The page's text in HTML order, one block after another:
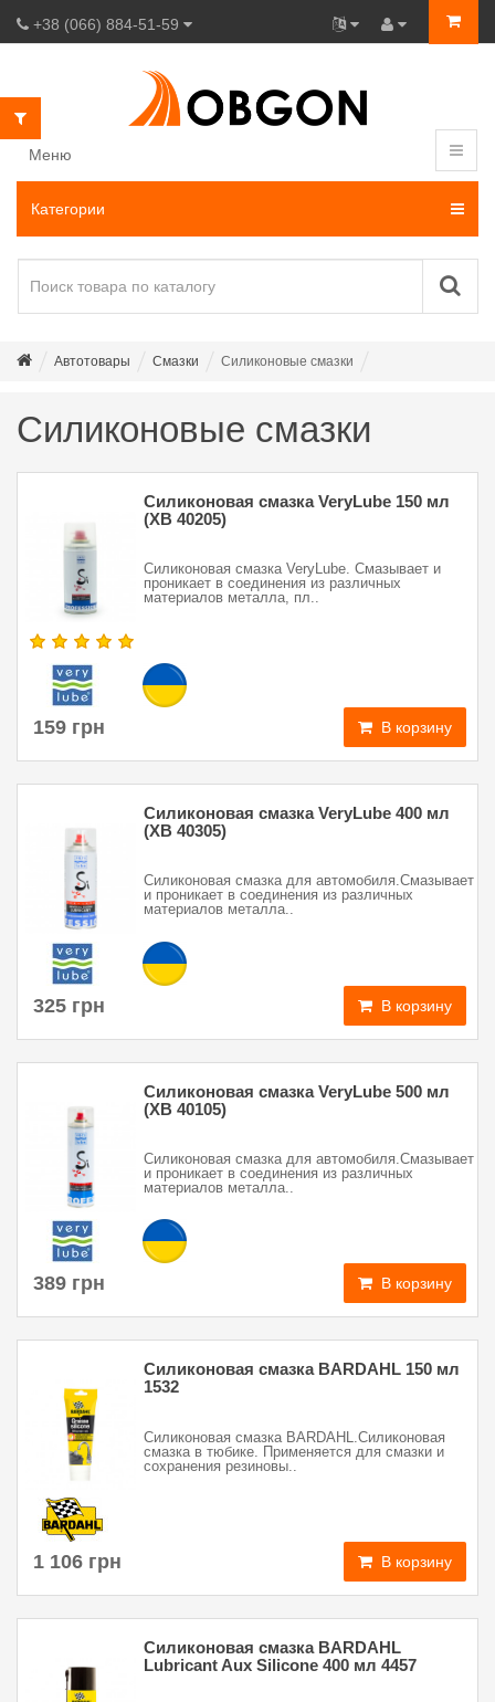
+38 (066) 884-51-59
Меню
Категории
Автотовары Смазки Силиконовые смазки
Силиконовые смазки
Силиконовая смазка VeryLube 150 мл
(XB 40205)
Силиконовая смазка VeryLube. Смазывает и
проникает в соединения из различных
материалов металла, пл..
159 грн В корзину
Силиконовая смазка VeryLube 400 мл
(XB 40305)
Силиконовая смазка для автомобиля.Смазывает
и проникает в соединения из различных
материалов металла..
325 грн В корзину
Силиконовая смазка VeryLube 500 мл
(XB 40105)
Силиконовая смазка для автомобиля.Смазывает
и проникает в соединения из различных
материалов металла..
389 грн В корзину
Силиконовая смазка BARDAHL 150 мл
1532
Силиконовая смазка BARDAHL.Силиконовая
смазка в тюбике. Применяется для смазки и
сохранения резиновы..
1 106 грн В корзину
Силиконовая смазка BARDAHL
Lubricant Aux Silicone 400 мл 4457